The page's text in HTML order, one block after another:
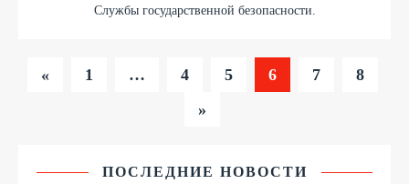
Службы государственной безопасности.
« 1 … 4 5 6 7
8
»
ПОСЛЕДНИЕ НОВОСТИ